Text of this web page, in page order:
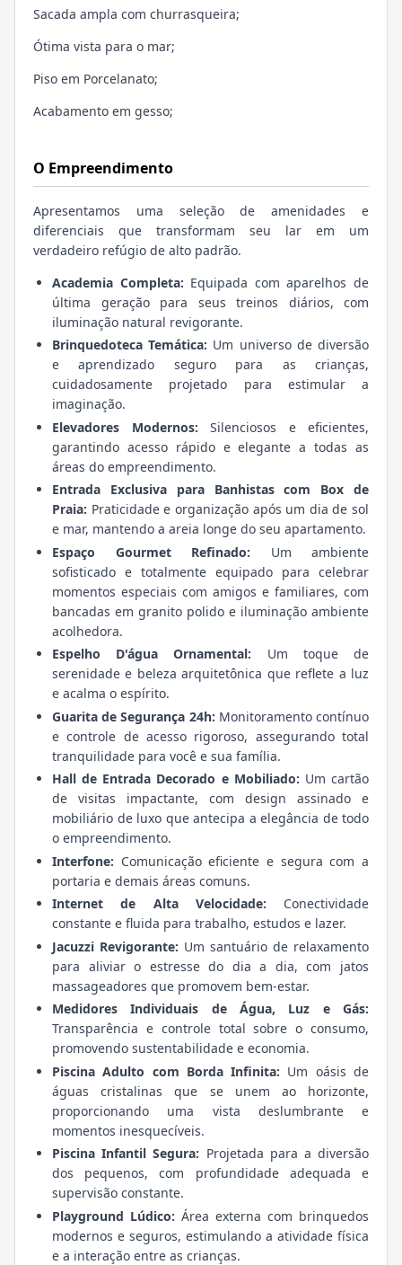
Sacada ampla com churrasqueira;
Ótima vista para o mar;
Piso em Porcelanato;
Acabamento em gesso;
O Empreendimento
Apresentamos uma seleção de amenidades e
diferenciais que transformam seu lar em um
verdadeiro refúgio de alto padrão.
Academia Completa: Equipada com aparelhos de
última geração para seus treinos diários, com
iluminação natural revigorante.
Brinquedoteca Temática: Um universo de diversão
e aprendizado seguro para as crianças,
cuidadosamente projetado para estimular a
imaginação.
Elevadores Modernos: Silenciosos e eficientes,
garantindo acesso rápido e elegante a todas as
áreas do empreendimento.
Entrada Exclusiva para Banhistas com Box de
Praia: Praticidade e organização após um dia de sol
e mar, mantendo a areia longe do seu apartamento.
Espaço Gourmet Refinado: Um ambiente
sofisticado e totalmente equipado para celebrar
momentos especiais com amigos e familiares, com
bancadas em granito polido e iluminação ambiente
acolhedora.
Espelho D'água Ornamental: Um toque de
serenidade e beleza arquitetônica que reflete a luz
e acalma o espírito.
Guarita de Segurança 24h: Monitoramento contínuo
e controle de acesso rigoroso, assegurando total
tranquilidade para você e sua família.
Hall de Entrada Decorado e Mobiliado: Um cartão
de visitas impactante, com design assinado e
mobiliário de luxo que antecipa a elegância de todo
o empreendimento.
Interfone: Comunicação eficiente e segura com a
portaria e demais áreas comuns.
Internet de Alta Velocidade: Conectividade
constante e fluida para trabalho, estudos e lazer.
Jacuzzi Revigorante: Um santuário de relaxamento
para aliviar o estresse do dia a dia, com jatos
massageadores que promovem bem-estar.
Medidores Individuais de Água, Luz e Gás:
Transparência e controle total sobre o consumo,
promovendo sustentabilidade e economia.
Piscina Adulto com Borda Infinita: Um oásis de
águas cristalinas que se unem ao horizonte,
proporcionando uma vista deslumbrante e
momentos inesquecíveis.
Piscina Infantil Segura: Projetada para a diversão
dos pequenos, com profundidade adequada e
supervisão constante.
Playground Lúdico: Área externa com brinquedos
modernos e seguros, estimulando a atividade física
e a interação entre as crianças.